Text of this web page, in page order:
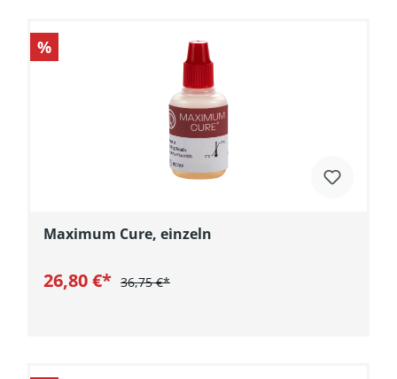
%
Maximum Cure, einzeln
26,80 €* 36,75 €*